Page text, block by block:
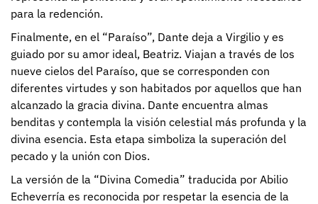
para la redención.
Finalmente, en el “Paraíso”, Dante deja a Virgilio y es
guiado por su amor ideal, Beatriz. Viajan a través de los
nueve cielos del Paraíso, que se corresponden con
diferentes virtudes y son habitados por aquellos que han
alcanzado la gracia divina. Dante encuentra almas
benditas y contempla la visión celestial más profunda y la
divina esencia. Esta etapa simboliza la superación del
pecado y la unión con Dios.
La versión de la “Divina Comedia” traducida por Abilio
Echeverría es reconocida por respetar la esencia de la